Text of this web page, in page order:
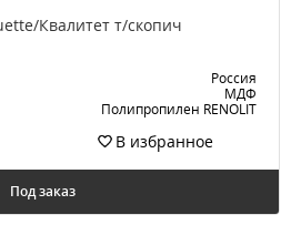
Квалитет т/скопич
Россия
МДФ
Полипропилен RENOLIT
В избранное
Под заказ